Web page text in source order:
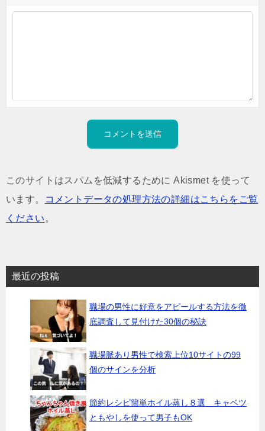
このサイトはスパムを低減するために Akismet を使って
います。
コメントデータの処理方法の詳細はこちらをご覧
ください 。
最近の投稿
職場の男性に好意をアピールする方法を徹
底調査して見付けた30個の秘訣
職場脈あり男性で検索上位10サイトの99
個のサインを分析
節約レシピ簡単ホイル蒸し８選 キャベツ
ともやしを使って男子もOK